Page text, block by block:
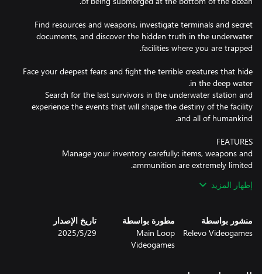
Find resources and weapons, investigate terminals and secret
documents, and discover the hidden truth in the underwater
Face your deepest fears and fight the terrible creatures that hide
Search for the last survivors in the underwater station and
experience the events that will shape the destiny of the facility
Manage your inventory carefully: items, weapons and
Solve ingenious puzzles and challenges, devised using original
Face the most terrible predators: different types of enemies and
weapons you have, create traps or distractions, or hide from the
إظهار المزيد
منشور بواسطة
Relevo Videogames
مطورة بواسطة
Main Loop
Videogames
تاريخ الإصدار
29‏/5‏/2025